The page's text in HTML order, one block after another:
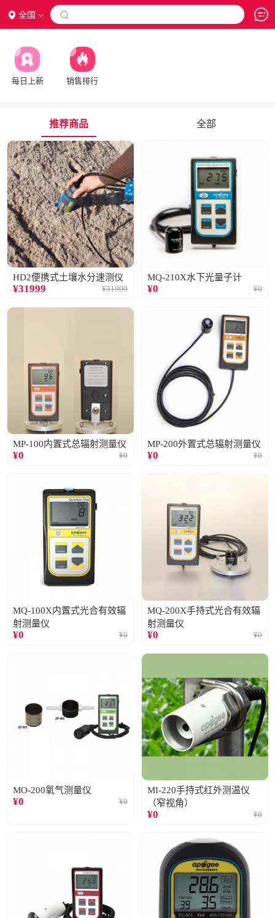
全国 
每日上新 销售排行
推荐商品 全部
HD2便携式土壤水分速测仪
¥31999 ¥31999
MQ-210X水下光量子计
¥0 ¥0
MP-100内置式总辐射测量仪
¥0 ¥0
MP-200外置式总辐射测量仪
¥0 ¥0
MQ-100X内置式光合有效辐
射测量仪
¥0 ¥0
MQ-200X手持式光合有效辐
射测量仪
¥0 ¥0
MO-200氧气测量仪
¥0 ¥0
MI-220手持式红外测温仪
（窄视角）
¥0 ¥0